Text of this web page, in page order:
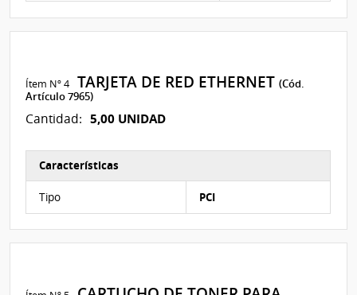
Ítem Nº 4 TARJETA DE RED ETHERNET(Cód.
Artículo 7965)
Cantidad: 5,00 UNIDAD
Características
Tipo PCI